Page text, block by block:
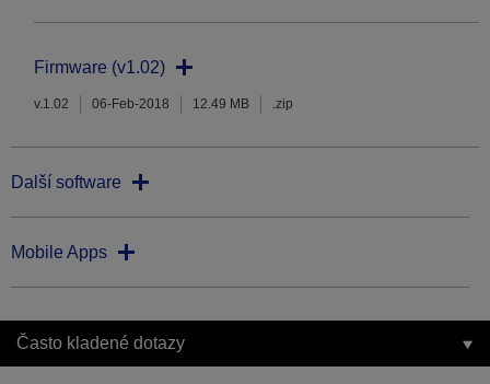
Firmware (v1.02)
v.1.02 06-Feb-2018 12.49 MB .zip
Další software
Mobile Apps
Často kladené dotazy